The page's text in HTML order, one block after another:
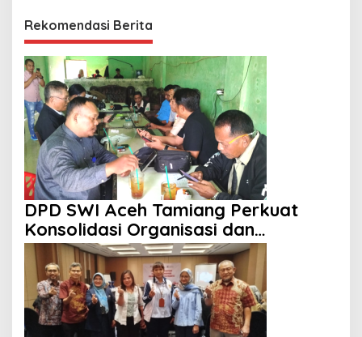
Rekomendasi Berita
DPD SWI Aceh Tamiang Perkuat
Konsolidasi Organisasi dan
Kemitraan